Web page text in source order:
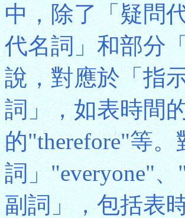
中，除了「疑問
代名詞」和部分
說，對應於「指
詞」，如表時間
的"therefore"等
詞」"everyone"
副詞」，包括表